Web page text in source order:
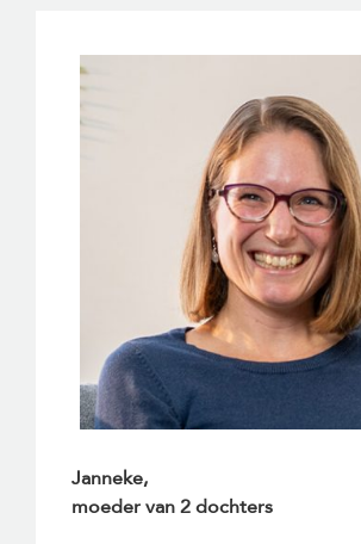
Janneke,
moeder van 2 dochters